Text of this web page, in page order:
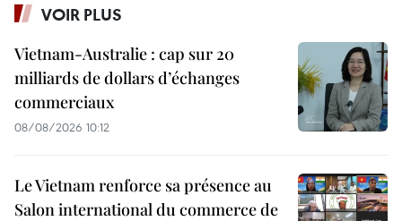
VOIR PLUS
Vietnam-Australie : cap sur 20
milliards de dollars d’échanges
commerciaux
08/08/2026 10:12
Le Vietnam renforce sa présence au
Salon international du commerce de